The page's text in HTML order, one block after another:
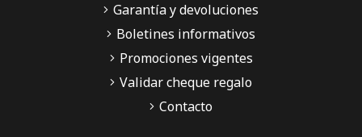
Garantía y devoluciones
Boletines informativos
Promociones vigentes
Validar cheque regalo
Contacto